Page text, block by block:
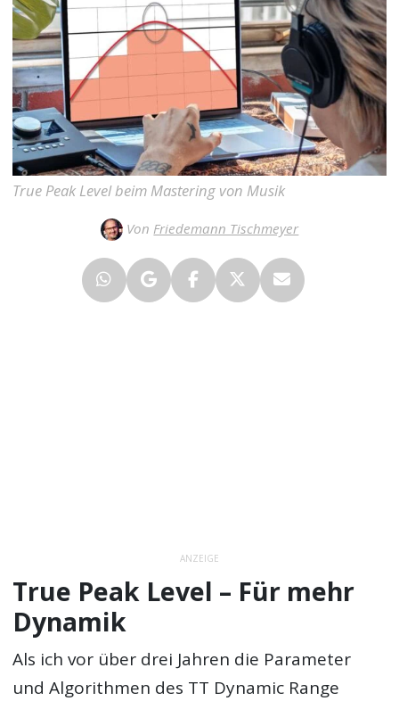
True Peak Level beim Mastering von Musik
Von Friedemann Tischmeyer
ANZEIGE
True Peak Level – Für mehr
Dynamik
Als ich vor über drei Jahren die Parameter
und Algorithmen des TT Dynamic Range